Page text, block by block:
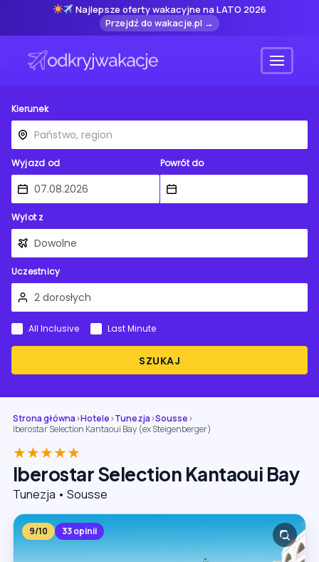
Najlepsze oferty wakacyjne na LATO 2026
Przejdź do wakacje.pl →
Menu
Kierunek
Wyjazd od Powrót do
Wylot z
Uczestnicy
SZUKAJ
All Inclusive Last Minute
Strona główna›Hotele›Tunezja›Sousse›
Iberostar Selection Kantaoui Bay (ex Steigenberger)
★★★★★
Iberostar Selection Kantaoui Bay
Tunezja • Sousse
9/10 33 opinii